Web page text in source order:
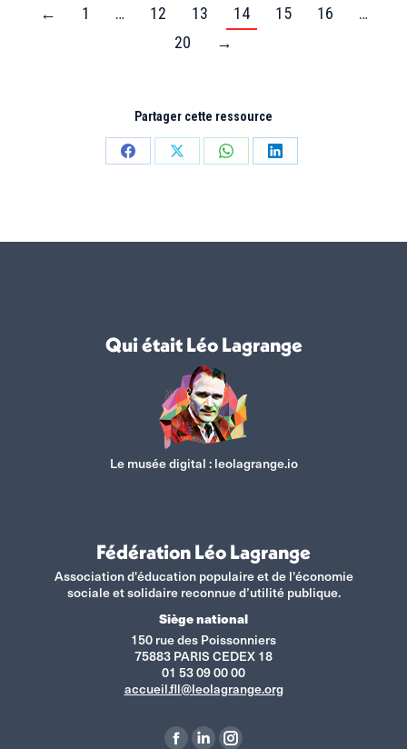
← 1 … 12 13 14 15 16
…
20
→
Partager cette ressource
PartagerPartagerPartagerPartager
Qui était Léo Lagrange
Le musée digital : leolagrange.io
Fédération Léo Lagrange
Association d'éducation populaire et de l'économie
sociale et solidaire reconnue d’utilité publique.
Siège national
150 rue des Poissonniers
75883 PARIS CEDEX 18
01 53 09 00 00
accueil.fll@leolagrange.org